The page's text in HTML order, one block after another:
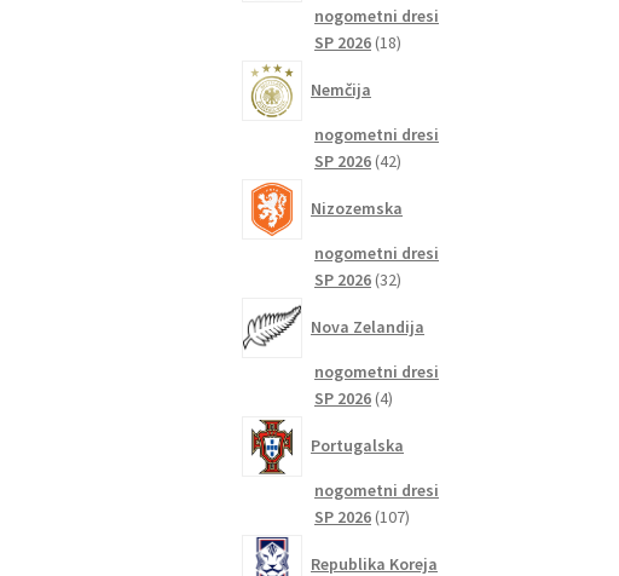
nogometni dresi
SP 2026 1818
Nemčija
nogometni dresi
SP 2026 4242
Nizozemska
nogometni dresi
SP 2026 3232
Nova Zelandija
nogometni dresi
SP 2026 44
Portugalska
nogometni dresi
SP 2026 107107
Republika Koreja